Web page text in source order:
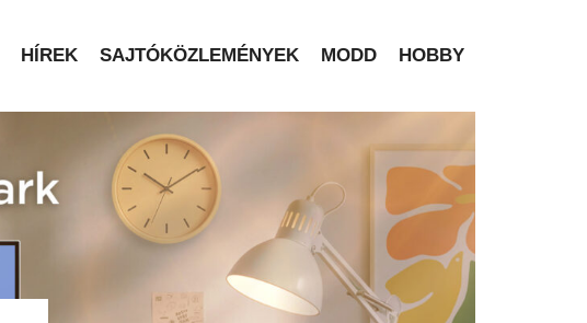
HÍREK SAJTÓKÖZLEMÉNYEK MODD HOBBY